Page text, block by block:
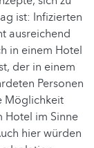
ist: Infizierten
ausreichend
in einem Hotel
der in einem
Personen
Möglichkeit
Hotel im Sinne
hier würden